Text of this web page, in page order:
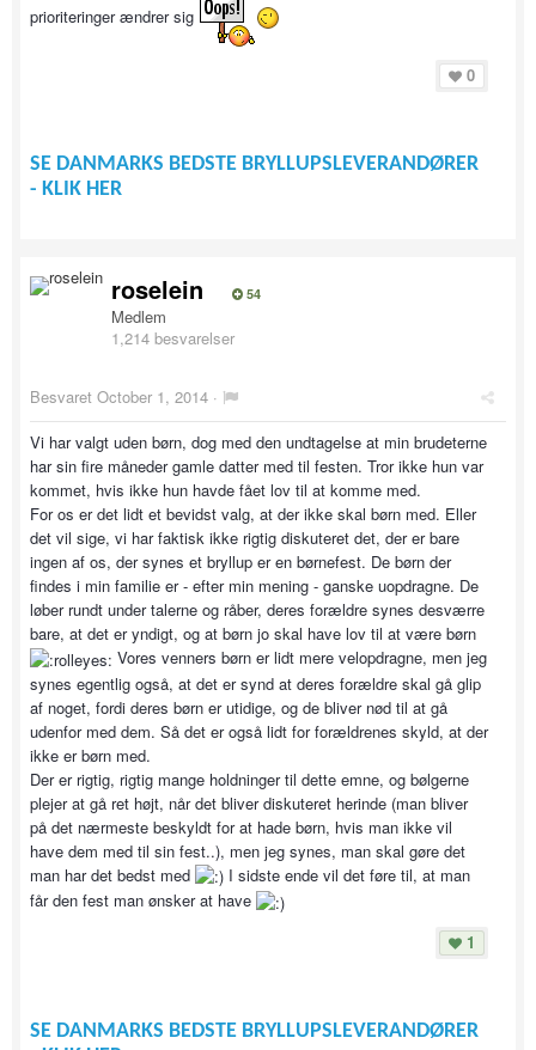
prioriteringer ændrer sig
0
SE DANMARKS BEDSTE BRYLLUPSLEVERANDØRER
- KLIK HER
roselein 54
Medlem
1,214 besvarelser
Besvaret October 1, 2014 ·
Vi har valgt uden børn, dog med den undtagelse at min brudeterne
har sin fire måneder gamle datter med til festen. Tror ikke hun var
kommet, hvis ikke hun havde fået lov til at komme med.
For os er det lidt et bevidst valg, at der ikke skal børn med. Eller
det vil sige, vi har faktisk ikke rigtig diskuteret det, der er bare
ingen af os, der synes et bryllup er en børnefest. De børn der
findes i min familie er - efter min mening - ganske uopdragne. De
løber rundt under talerne og råber, deres forældre synes desværre
bare, at det er yndigt, og at børn jo skal have lov til at være børn
Vores venners børn er lidt mere velopdragne, men jeg
synes egentlig også, at det er synd at deres forældre skal gå glip
af noget, fordi deres børn er utidige, og de bliver nød til at gå
udenfor med dem. Så det er også lidt for forældrenes skyld, at der
ikke er børn med.
Der er rigtig, rigtig mange holdninger til dette emne, og bølgerne
plejer at gå ret højt, når det bliver diskuteret herinde (man bliver
på det nærmeste beskyldt for at hade børn, hvis man ikke vil
have dem med til sin fest..), men jeg synes, man skal gøre det
man har det bedst med
I sidste ende vil det føre til, at man
får den fest man ønsker at have
1
SE DANMARKS BEDSTE BRYLLUPSLEVERANDØRER